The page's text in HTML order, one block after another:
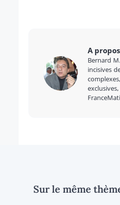
A
Bernard
incisives
Sur le même